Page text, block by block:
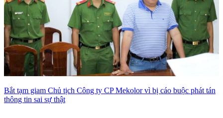
Bắt tạm giam Chủ tịch Công ty CP Mekolor vì bị cáo buộc phát tán
thông tin sai sự thật